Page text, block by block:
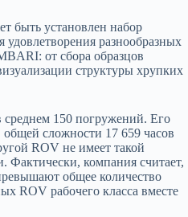
быть установлен набор
разнообразных
от сбора образцов
структуры хрупких
150 погружений. Его
сложности 17 659 часов
ROV не имеет такой
Фактически, компания считает,
общее количество
ROV рабочего класса вместе